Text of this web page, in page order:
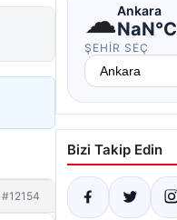
#12154
☁Ankara
NaN°C
ŞEHIR SEÇ
Bizi Takip Edin